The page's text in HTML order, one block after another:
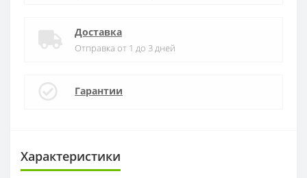
Доставка
Отправка от 1 до 3 дней
Гарантии
Характеристики